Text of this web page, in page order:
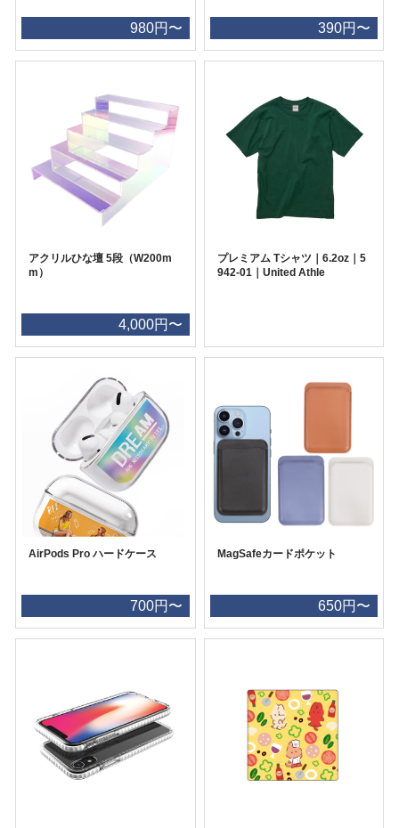
980円〜 390円〜
アクリルひな壇 5段（W200m
m）
4,000円〜
プレミアム Tシャツ｜6.2oz｜5
942-01｜United Athle
AirPods Pro ハードケース
700円〜
MagSafeカードポケット
650円〜